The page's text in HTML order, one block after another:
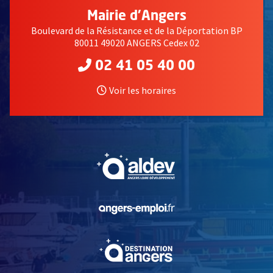
Mairie d'Angers
Boulevard de la Résistance et de la Déportation BP
80011 49020 ANGERS Cedex 02
02 41 05 40 00
Voir les horaires
, Ouvre une nouvelle